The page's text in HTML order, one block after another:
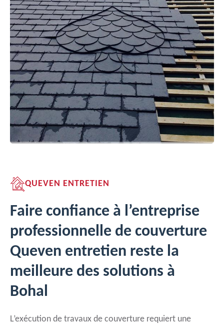
QUEVEN ENTRETIEN
Faire confiance à l’entreprise
professionnelle de couverture
Queven entretien reste la
meilleure des solutions à
Bohal
L’exécution de travaux de couverture requiert une